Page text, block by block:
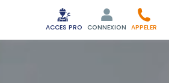
ACCES PRO CONNEXION APPELER